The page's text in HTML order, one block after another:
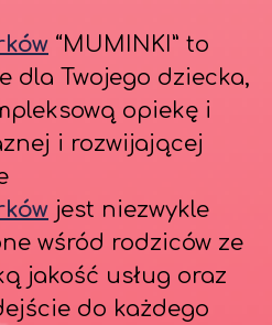
“MUMINKI” to
dla Twojego dziecka,
opiekę i
i rozwijającej
jest niezwykle
wśród rodziców ze
jakość usług oraz
do każdego